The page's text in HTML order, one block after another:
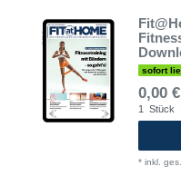
sofort
0,00
1 Stück
* inkl.